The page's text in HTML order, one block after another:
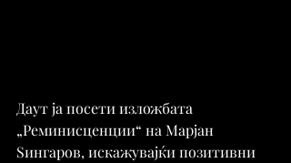
Даут ја посети изложбата
„Реминисценции“ на Марјан
Ѕингаров, искажувајќи позитивни